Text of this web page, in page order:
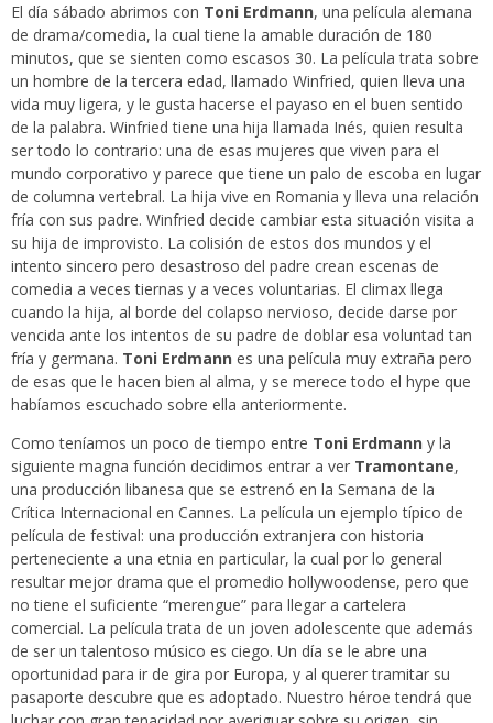
El día sábado abrimos con Toni Erdmann, una película alemana
de drama/comedia, la cual tiene la amable duración de 180
minutos, que se sienten como escasos 30. La película trata sobre
un hombre de la tercera edad, llamado Winfried, quien lleva una
vida muy ligera, y le gusta hacerse el payaso en el buen sentido
de la palabra. Winfried tiene una hija llamada Inés, quien resulta
ser todo lo contrario: una de esas mujeres que viven para el
mundo corporativo y parece que tiene un palo de escoba en lugar
de columna vertebral. La hija vive en Romania y lleva una relación
fría con sus padre. Winfried decide cambiar esta situación visita a
su hija de improvisto. La colisión de estos dos mundos y el
intento sincero pero desastroso del padre crean escenas de
comedia a veces tiernas y a veces voluntarias. El climax llega
cuando la hija, al borde del colapso nervioso, decide darse por
vencida ante los intentos de su padre de doblar esa voluntad tan
fría y germana. Toni Erdmann es una película muy extraña pero
de esas que le hacen bien al alma, y se merece todo el hype que
habíamos escuchado sobre ella anteriormente.
Como teníamos un poco de tiempo entre Toni Erdmann y la
siguiente magna función decidimos entrar a ver Tramontane,
una producción libanesa que se estrenó en la Semana de la
Crítica Internacional en Cannes. La película un ejemplo típico de
película de festival: una producción extranjera con historia
perteneciente a una etnia en particular, la cual por lo general
resultar mejor drama que el promedio hollywoodense, pero que
no tiene el suficiente “merengue” para llegar a cartelera
comercial. La película trata de un joven adolescente que además
de ser un talentoso músico es ciego. Un día se le abre una
oportunidad para ir de gira por Europa, y al querer tramitar su
pasaporte descubre que es adoptado. Nuestro héroe tendrá que